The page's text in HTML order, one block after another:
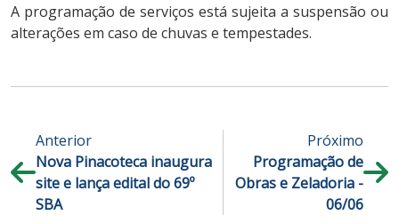
A programação de serviços está sujeita a suspensão ou
alterações em caso de chuvas e tempestades.
Anterior
Nova Pinacoteca inaugura
site e lança edital do 69º
SBA
Próximo
Programação de
Obras e Zeladoria -
06/06